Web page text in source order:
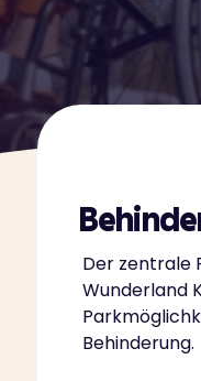
Der zentrale
Wunderland
Behinderung.